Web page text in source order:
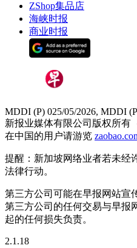
ZShop集品店
海峡时报
商业时报
MDDI (P) 025/05/2026, MDDI
新报业媒体有限公司版权所有
在中国的用户请游览
提醒：新加坡网络业者若未经
法律行动。
第三方公司可能在早报网站宣
第三方公司的任何交易与早报
起的任何损失负责。
2.1.18